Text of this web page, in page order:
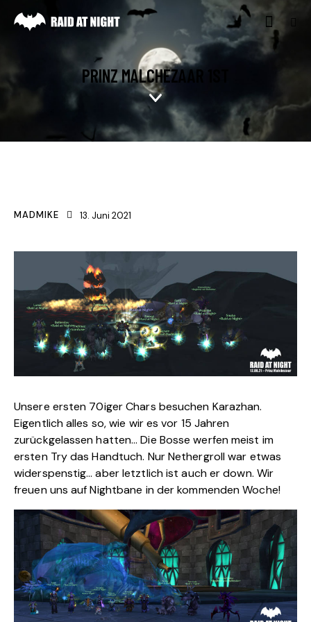
PRINZ MALCHEZAAR 1ST
MADMIKE 13. Juni 2021
Unsere ersten 70iger Chars besuchen Karazhan.
Eigentlich alles so, wie wir es vor 15 Jahren
zurückgelassen hatten… Die Bosse werfen meist im
ersten Try das Handtuch. Nur Nethergroll war etwas
widerspenstig… aber letztlich ist auch er down. Wir
freuen uns auf Nightbane in der kommenden Woche!